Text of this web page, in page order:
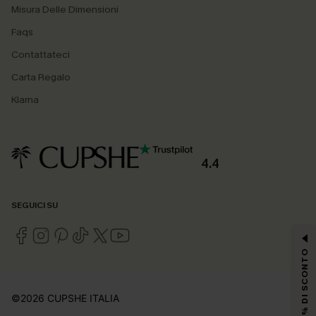
Misura Delle Dimensioni
Faqs
Contattateci
Carta Regalo
Klarna
4.4
SEGUICI SU
©2026 CUPSHE ITALIA 15% DI SCONTO